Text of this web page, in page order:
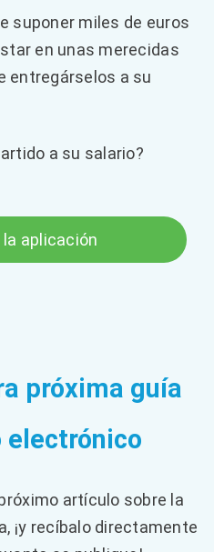
suponer miles de euros
en unas merecidas
entregárselos a su
a su salario?
aplicación
próxima guía
electrónico
artículo sobre la
¡y recíbalo directamente